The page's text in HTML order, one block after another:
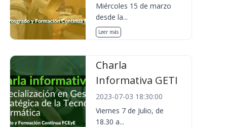
Miércoles 15 de marzo
desde la...
Leer más
Charla
Informativa GETI
2023-07-03 18:30:00
Viernes 7 de Julio, de
18.30 a...